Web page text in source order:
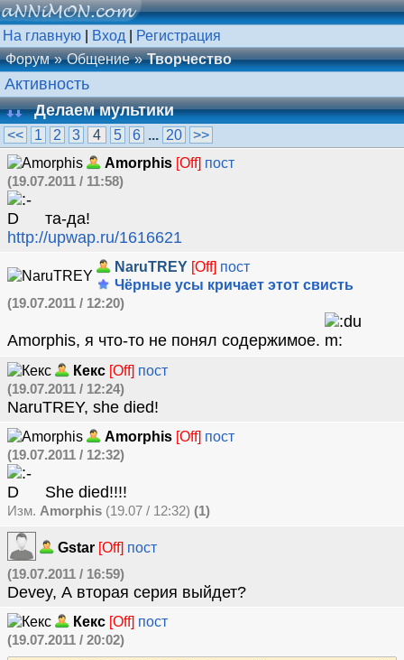
На главную Вход
Регистрация
Форум
Общение Творчество
Активность
Делаем мультики
<< 1 2 3 4 5 6 ... 20
>>
Amorphis [Off] пост
(19.07.2011 / 11:58)
та-да!
http://upwap.ru/1616621
NaruTREY [Off] пост
Чёрные усы кричает этот свисть
(19.07.2011 / 12:20)
Amorphis, я что-то не понял содержимое.
Кекс [Off] пост
(19.07.2011 / 12:24)
NaruTREY, she died!
Amorphis [Off] пост
(19.07.2011 / 12:32)
She died!!!!
Изм. Amorphis (19.07 / 12:32) (1)
Gstar [Off] пост
(19.07.2011 / 16:59)
Devey, А вторая серия выйдет?
Кекс [Off] пост
(19.07.2011 / 20:02)